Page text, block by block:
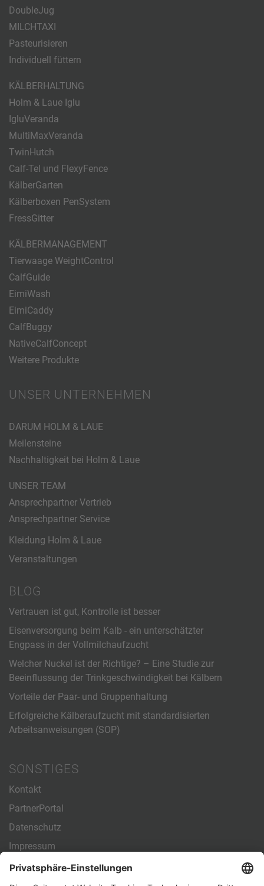
DoubleJug
MILCHTAXI
Pasteurisieren
Individuell füttern
KÄLBERHALTUNG
Holm & Laue Iglu
IgluVeranda
MultiMaxVeranda
TwinHutch
Calf-Tel und FlexyFence
KälberGarten
Kälberboxen PenSystem
FressGitter
KÄLBERMANAGEMENT
Tierwaage WeightControl
CalfGuide
EimiWash
EimiCaddy
CalfBuggy
NativeCalfConcept
Weitere Produkte
UNSER UNTERNEHMEN
DARUM HOLM & LAUE
Meilensteine
Nachhaltigkeit bei Holm & Laue
UNSER TEAM
Ansprechpartner Vertrieb
Ansprechpartner Service
Kleidung Holm & Laue
Veranstaltungen
BLOG
Vertrauen ist gut, Kontrolle ist besser
Eisenversorgung beim Kalb - ein unterschätzter
Engpass in der Vollmilchaufzucht
Welcher Nuckel ist der Richtige? – Eine Studie zur
Beeinflussung der Trinkgeschwindigkeit bei Kälbern
Vorteile der Paar- und Gruppenhaltung
Erfolgreiche Kälberaufzucht mit standardisierten
Arbeitsanweisungen (SOP)
SONSTIGES
Kontakt
PartnerPortal
Datenschutz
Impressum
Allgemeine Geschäftsbedingungen